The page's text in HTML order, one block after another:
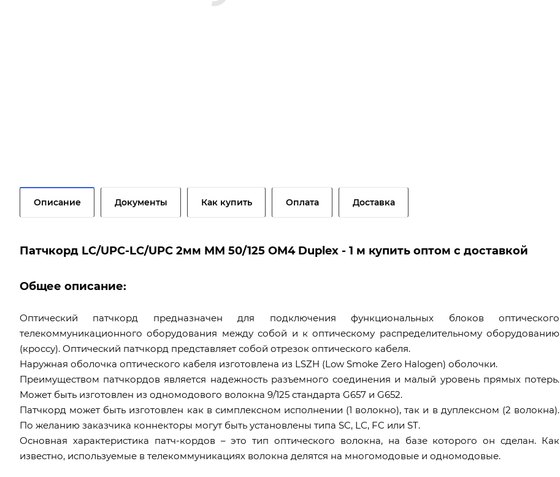
Описание Документы Как купить Оплата Доставка
Патчкорд LC/UPC-LC/UPC 2мм MM 50/125 OM4 Duplex - 1 м купить оптом с доставкой
Общее описание:
Оптический патчкорд предназначен для подключения функциональных блоков оптического
телекоммуникационного оборудования между собой и к оптическому распределительному оборудованию
(кроссу). Оптический патчкорд представляет собой отрезок оптического кабеля.
Наружная оболочка оптического кабеля изготовлена из LSZH (Low Smoke Zero Halogen) оболочки.
Преимуществом патчкордов является надежность разъемного соединения и малый уровень прямых потерь.
Может быть изготовлен из одномодового волокна 9/125 стандарта G657 и G652.
Патчкорд может быть изготовлен как в симплексном исполнении (1 волокно), так и в дуплексном (2 волокна).
По желанию заказчика коннекторы могут быть установлены типа SC, LC, FC или ST.
Основная характеристика патч-кордов – это тип оптического волокна, на базе которого он сделан. Как
известно, используемые в телекоммуникациях волокна делятся на многомодовые и одномодовые.